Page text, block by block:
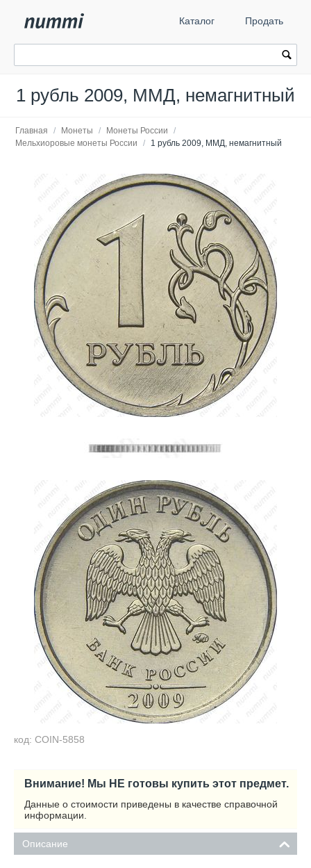
Каталог Продать
1 рубль 2009, ММД, немагнитный
Главная / Монеты / Монеты России
/
Мельхиоровые монеты России
/ 1 рубль 2009, ММД, немагнитный
код: COIN-5858
Внимание! Мы НЕ готовы купить этот предмет.
Данные о стоимости приведены в качестве справочной
информации.
Описание